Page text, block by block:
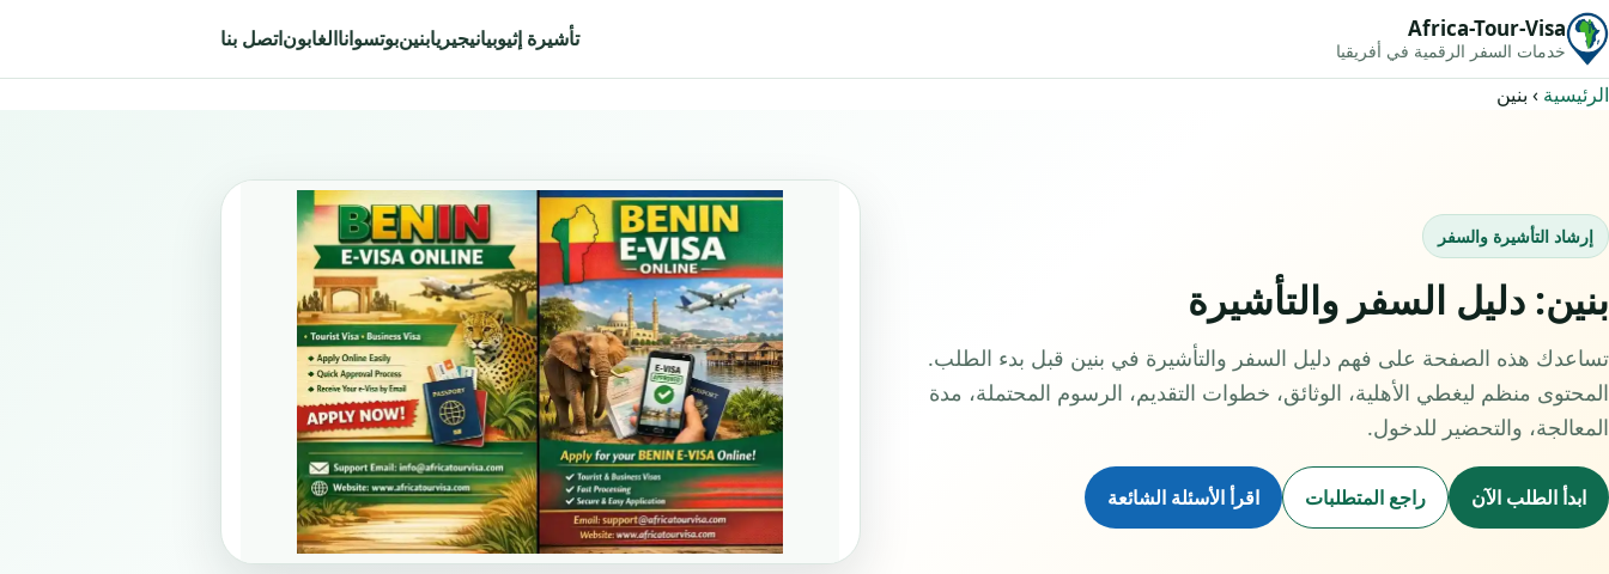
Africa-Tour-Visa
خدمات السفر الرقمية في أفريقيا تأشيرة إثيوبيانيجيريابنينبوتسواناالغابوناتصل بنا
الرئيسية › بنين
إرشاد التأشيرة والسفر
بنين: دليل السفر والتأشيرة
تساعدك هذه الصفحة على فهم دليل السفر والتأشيرة في بنين قبل بدء الطلب.
المحتوى منظم ليغطي الأهلية، الوثائق، خطوات التقديم، الرسوم المحتملة، مدة
المعالجة، والتحضير للدخول.
ابدأ الطلب الآن راجع المتطلبات اقرأ الأسئلة الشائعة